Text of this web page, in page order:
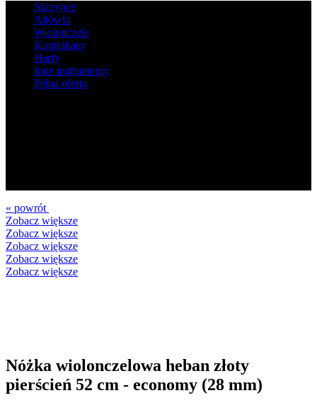
Skrzypce
Altówki
Wiolonczele
Kontrabasy
Harfy
Inne instrumenty
Pełna oferta
« powrót
Zobacz większe
Zobacz większe
Zobacz większe
Zobacz większe
Zobacz większe
Nóżka wiolonczelowa heban złoty
pierścień 52 cm - economy (28 mm)